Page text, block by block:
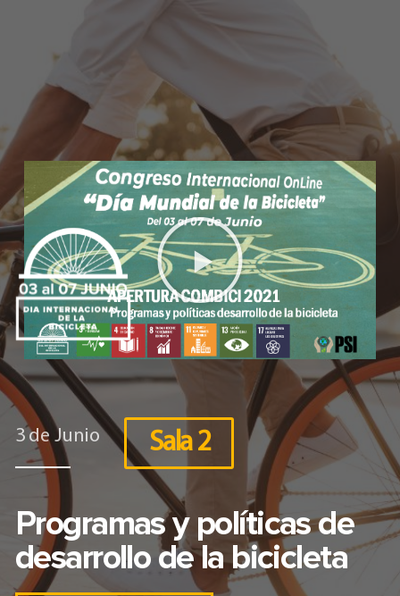
3 de Junio Sala 2
Programas y políticas de
desarrollo de la bicicleta